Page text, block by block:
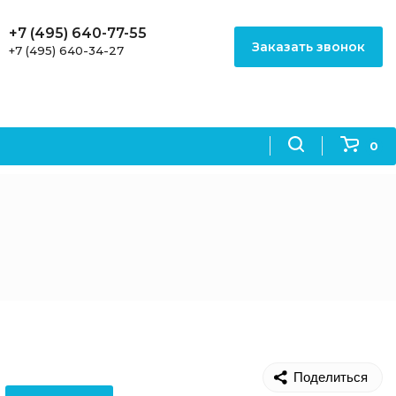
0
+7 (495) 640-77-55
+7 (495) 640-34-27 Заказать звонок
Поделиться